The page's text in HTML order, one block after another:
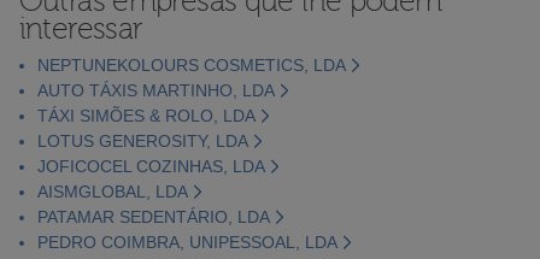
interessar
NEPTUNEKOLOURS COSMETICS, LDA
AUTO TÁXIS MARTINHO, LDA
TÁXI SIMÕES & ROLO, LDA
LOTUS GENEROSITY, LDA
JOFICOCEL COZINHAS, LDA
AISMGLOBAL, LDA
PATAMAR SEDENTÁRIO, LDA
PEDRO COIMBRA, UNIPESSOAL, LDA